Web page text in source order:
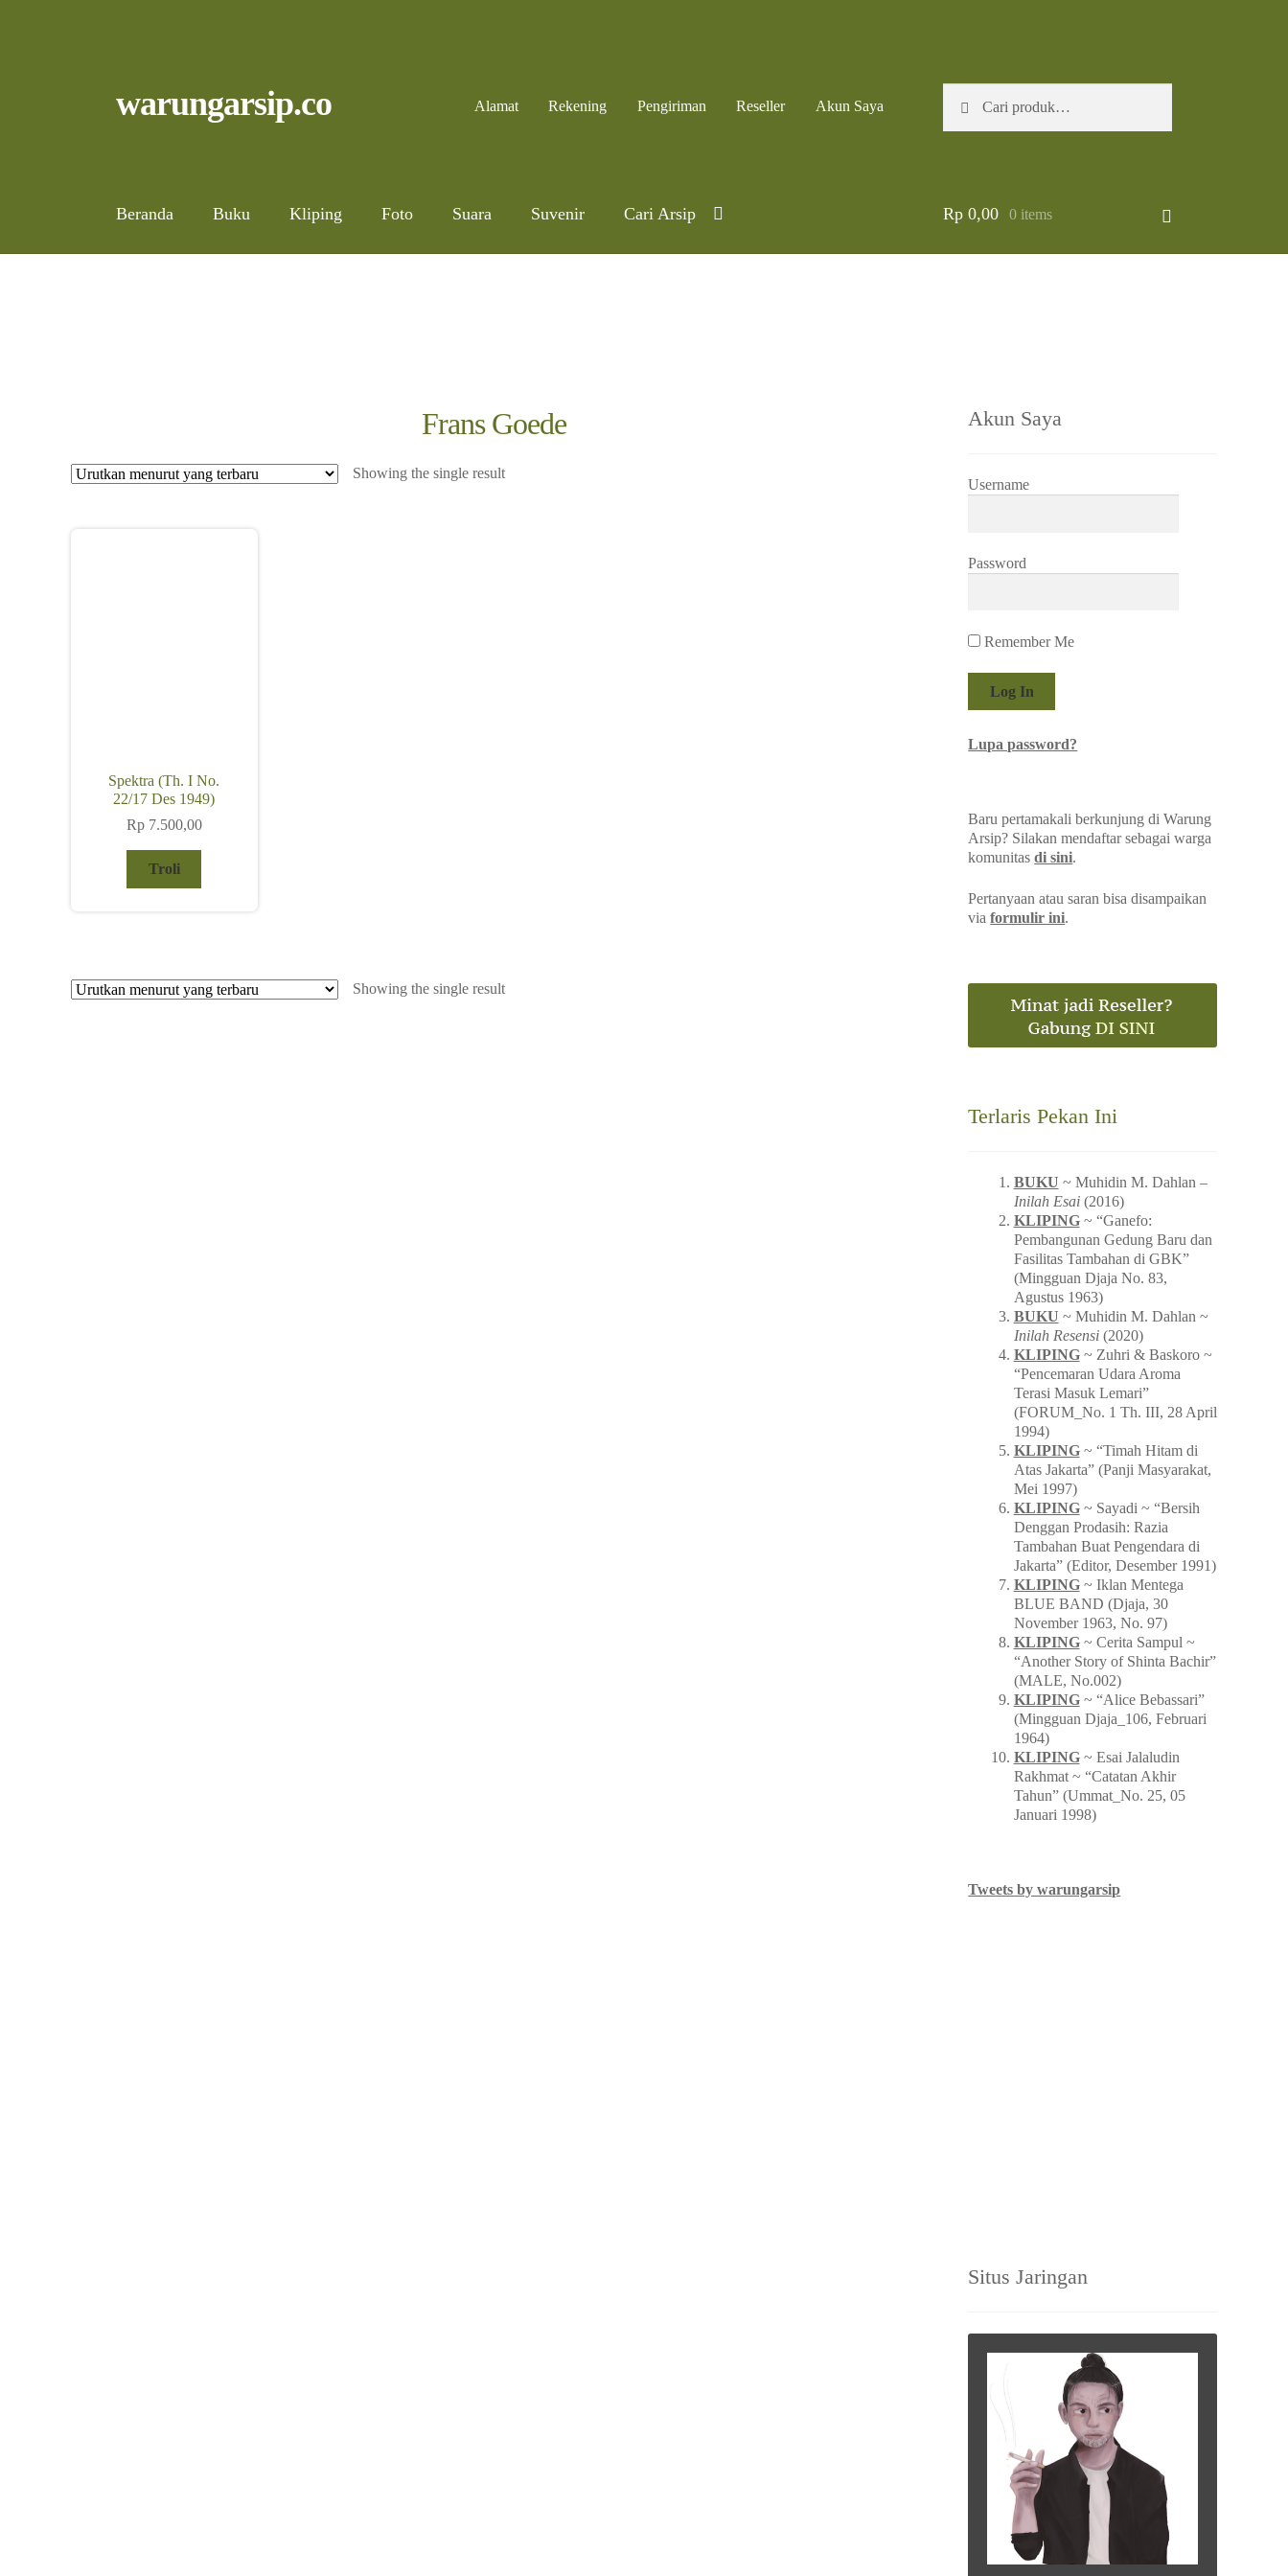
to
to
warungarsip.co Alamat Rekening Pengiriman Reseller Akun Saya
untuk:
Beranda Buku Kliping Foto Suara Suvenir Cari Arsip Rp0,00 0 items
Frans Goede
Showing the single result
Spektra (Th. I No.
22/17 Des 1949)
Rp7.500,00
Troli
Showing the single result
Akun Saya
Username
Password
Remember Me
Lupa password?
Baru pertamakali berkunjung di Warung
Arsip? Silakan mendaftar sebagai warga
komunitasdi sini.
Pertanyaan atau saran bisa disampaikan
viaformulir ini.
Terlaris Pekan Ini
BUKU ~ Muhidin M. Dahlan –
Inilah Esai(2016)
KLIPING~ “Ganefo:
Pembangunan Gedung Baru dan
Fasilitas Tambahan di GBK”
(Mingguan Djaja No. 83,
Agustus 1963)
BUKU ~ Muhidin M. Dahlan ~
Inilah Resensi(2020)
KLIPING~ Zuhri & Baskoro ~
“Pencemaran Udara Aroma
Terasi Masuk Lemari”
(FORUM_No. 1 Th. III, 28 April
1994)
KLIPING~ “Timah Hitam di
Atas Jakarta” (Panji Masyarakat,
Mei 1997)
KLIPING~ Sayadi ~ “Bersih
Denggan Prodasih: Razia
Tambahan Buat Pengendara di
Jakarta” (Editor, Desember 1991)
KLIPING~ Iklan Mentega
BLUE BAND (Djaja, 30
November 1963, No. 97)
KLIPING~ Cerita Sampul ~
“Another Story of Shinta Bachir”
(MALE, No.002)
KLIPING~ “Alice Bebassari”
(Mingguan Djaja_106, Februari
1964)
KLIPING~ Esai Jalaludin
Rakhmat ~ “Catatan Akhir
Tahun” (Ummat_No. 25, 05
Januari 1998)
Tweets by warungarsip
Situs Jaringan